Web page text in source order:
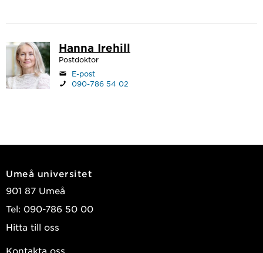
Hanna Irehill
Postdoktor
E-post
090-786 54 02
Umeå universitet
901 87 Umeå
Tel: 090-786 50 00
Hitta till oss
Kontakta oss